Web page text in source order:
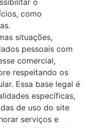
o
como
situações,
pessoais com
comercial,
respeitando os
Essa base legal é
específicas,
de uso do site
serviços e